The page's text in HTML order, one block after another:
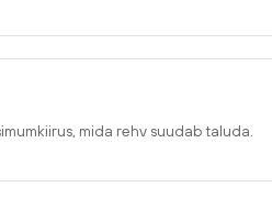
mida rehv suudab taluda.